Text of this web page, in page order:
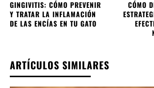
GINGIVITIS: CÓMO PREVENIR
Y TRATAR LA INFLAMACIÓN
DE LAS ENCÍAS EN TU GATO
CÓMO
ARTÍCULOS SIMILARES